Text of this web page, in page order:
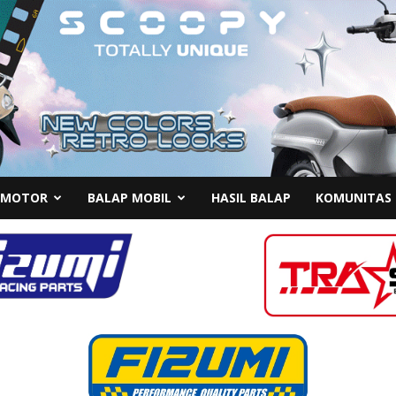
BALAP MOBIL HASIL BALAP KOMUNITAS